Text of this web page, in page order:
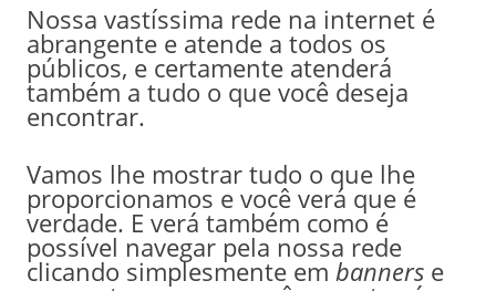
Nossa vastíssima rede na internet é
abrangente e atende a todos os
públicos, e certamente atenderá
também a tudo o que você deseja
encontrar.
Vamos lhe mostrar tudo o que lhe
proporcionamos e você verá que é
verdade. E verá também como é
possível navegar pela nossa rede
clicando simplesmente em banners e